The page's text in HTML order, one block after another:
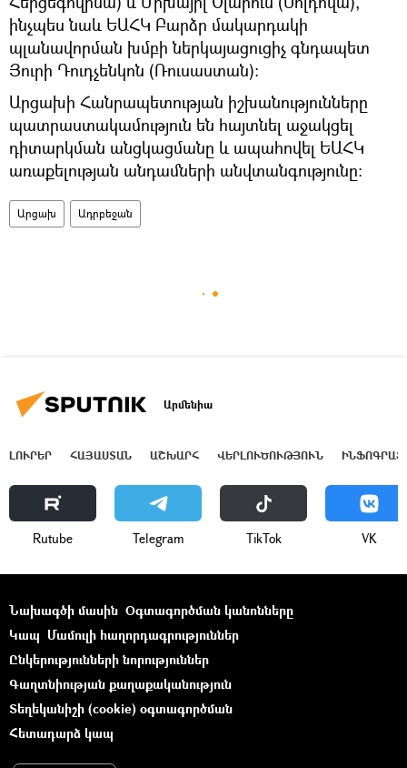
ինչպես նաև ԵԱՀԿ Բարձր մակարդակի
պլանավորման խմբի ներկայացուցիչ գնդապետ
Յուրի Դուդչենկոն (Ռուսաստան):
Արցախի Հանրապետության իշխանությունները
պատրաստակամություն են հայտնել աջակցել
դիտարկման անցկացմանը և ապահովել ԵԱՀԿ
առաքելության անդամների անվտանգությունը։
Արցախ Ադրբեջան
Արմենիա
ԼՈՒՐԵՐ ՀԱՅԱՍՏԱՆ ԱՇԽԱՐՀ ՎԵՐԼՈՒԾՈՒԹՅՈՒՆ
Rutube Telegram ТikТоk VK
Նախագծի մասին Օգտագործման կանոնները
Կապ Մամուլի հաղորդագրություններ
Ընկերությունների նորություններ
Գաղտնիության քաղաքականություն
Տեղեկանիշի (cookie) օգտագործման
Հետադարձ կապ